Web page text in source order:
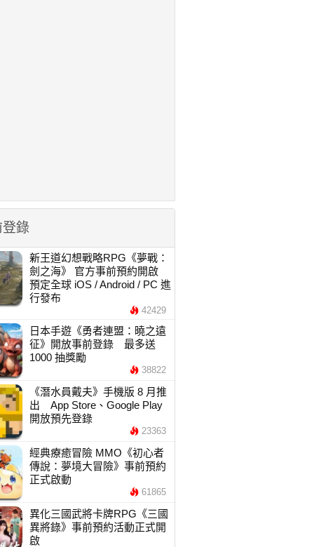
錄
新王道幻想戰略RPG《夢戰：
劍之海》 官方事前預約開啟
預定全球 iOS / Android / PC 進
行發布
42429
日本手遊《勇者連盟：曉之遠
征》開放事前登錄 最多送
1000 抽獎勵
38822
《潛水員戴夫》手機版 8 月推
出 App Store、Google Play
開放預先登錄
23363
經典療癒冒險 MMO《初心者
傳說：夢境大冒險》事前預約
正式啟動
61865
異化三國武將卡牌RPG《三國
異將錄》事前預約活動正式開
啟